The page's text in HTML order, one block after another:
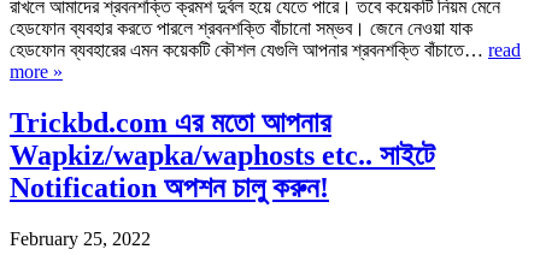
রাখলে আমাদের শ্রবনশক্তি ক্রমশ দুর্বল হয়ে যেতে পারে। তবে কয়েকটি নিয়ম মেনে
হেডফোন ব্যবহার করতে পারলে শ্রবনশক্তি বাঁচানো সম্ভব। জেনে নেওয়া যাক
হেডফোন ব্যবহারের এমন কয়েকটি কৌশল যেগুলি আপনার শ্রবনশক্তি বাঁচাতে… read
more »
Trickbd.com এর মতো আপনার
Wapkiz/wapka/waphosts etc.. সাইটে
Notification অপশন চালু করুন!
February 25, 2022